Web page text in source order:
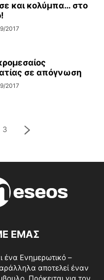
και κολύμπα… στο
2017
σε απόγνωση
2017
3
ΕΜΑΣ
ένα Ενημερωτικό –
αποτελεί έναν